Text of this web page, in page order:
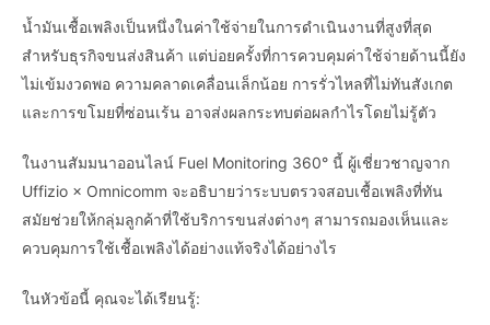
น้ำมันเชื้อเพลิงเป็นหนึ่งในค่าใช้จ่ายในการดำเนินงานที่สูงที่สุด
สำหรับธุรกิจขนส่งสินค้า แต่บ่อยครั้งที่การควบคุมค่าใช้จ่ายด้านนี้ยัง
ไม่เข้มงวดพอ ความคลาดเคลื่อนเล็กน้อย การรั่วไหลที่ไม่ทันสังเกต
และการขโมยที่ซ่อนเร้น อาจส่งผลกระทบต่อผลกำไรโดยไม่รู้ตัว
ในงานสัมมนาออนไลน์ Fuel Monitoring 360° นี้ ผู้เชี่ยวชาญจาก
Uffizio × Omnicomm จะอธิบายว่าระบบตรวจสอบเชื้อเพลิงที่ทัน
สมัยช่วยให้กลุ่มลูกค้าที่ใช้บริการขนส่งต่างๆ สามารถมองเห็นและ
ควบคุมการใช้เชื้อเพลิงได้อย่างแท้จริงได้อย่างไร
ในหัวข้อนี้ คุณจะได้เรียนรู้: